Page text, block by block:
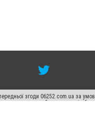
згоди 06252.com.ua за
нижче другого абзацу в тексті